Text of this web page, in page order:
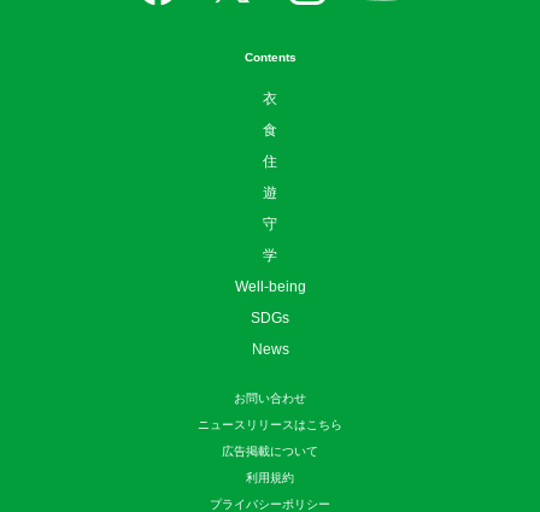
Contents
衣
食
住
遊
守
学
Well-being
SDGs
News
お問い合わせ
ニュースリリースはこちら
広告掲載について
利用規約
プライバシーポリシー